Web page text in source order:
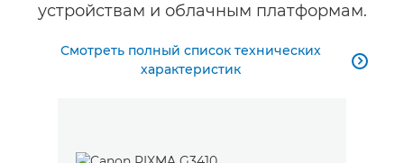
устройствам и облачным платформам.
Смотреть полный список технических
характеристик
